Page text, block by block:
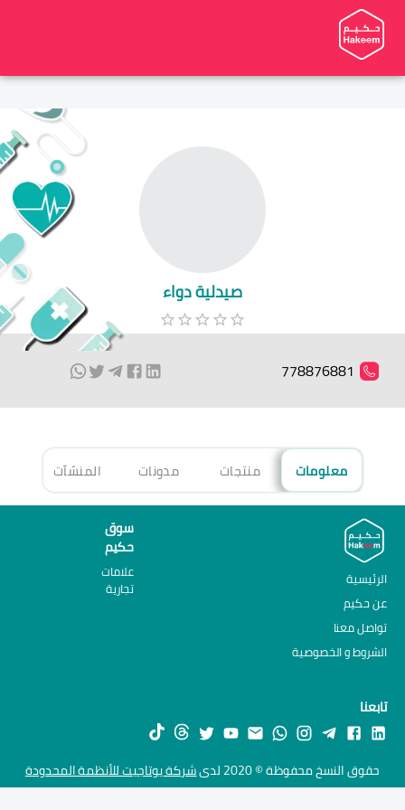
صيدلية دواء
778876881
معلومات منتجات مدونات المنشآت
الرئيسية
عن حكيم
تواصل معنا
الشروط و الخصوصية
سوق
حكيم
علامات
تجارية
تابعنا
حقوق النسخ محفوظة © 2020 لدى شركة يوتاجيت للأنظمة المحدودة